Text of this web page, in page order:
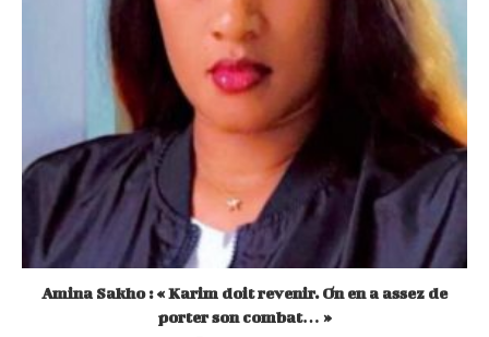
Amina Sakho : « Karim doit revenir. On en a assez de
porter son combat… »